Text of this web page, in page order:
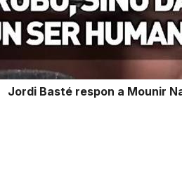
Jordi Basté respon a Mounir